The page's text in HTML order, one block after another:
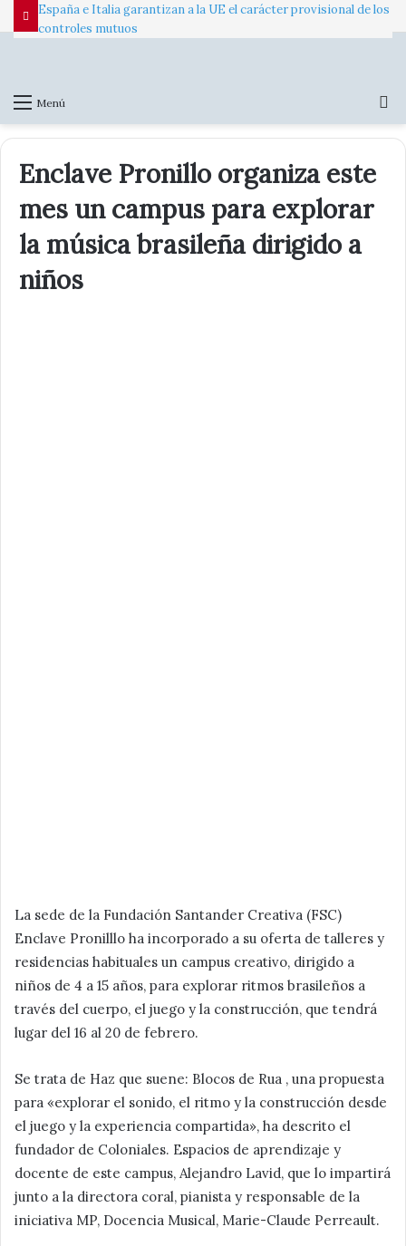
España e Italia garantizan a la UE el carácter provisional de los
controles mutuos
Menú
Enclave Pronillo organiza este
mes un campus para explorar
la música brasileña dirigido a
niños
La sede de la Fundación Santander Creativa (FSC)
Enclave Pronilllo ha incorporado a su oferta de talleres y
residencias habituales un campus creativo, dirigido a
niños de 4 a 15 años, para explorar ritmos brasileños a
través del cuerpo, el juego y la construcción, que tendrá
lugar del 16 al 20 de febrero.
Se trata de Haz que suene: Blocos de Rua , una propuesta
para «explorar el sonido, el ritmo y la construcción desde
el juego y la experiencia compartida», ha descrito el
fundador de Coloniales. Espacios de aprendizaje y
docente de este campus, Alejandro Lavid, que lo impartirá
junto a la directora coral, pianista y responsable de la
iniciativa MP, Docencia Musical, Marie-Claude Perreault.